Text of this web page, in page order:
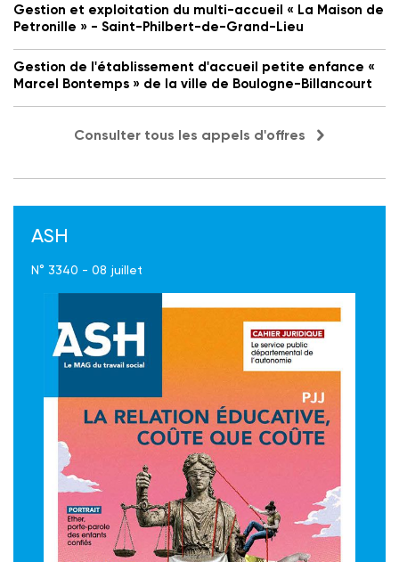
Gestion et exploitation du multi-accueil « La Maison de
Petronille » - Saint-Philbert-de-Grand-Lieu
Gestion de l'établissement d'accueil petite enfance «
Marcel Bontemps » de la ville de Boulogne-Billancourt
Consulter tous les appels d'offres
ASH
N° 3340 - 08 juillet